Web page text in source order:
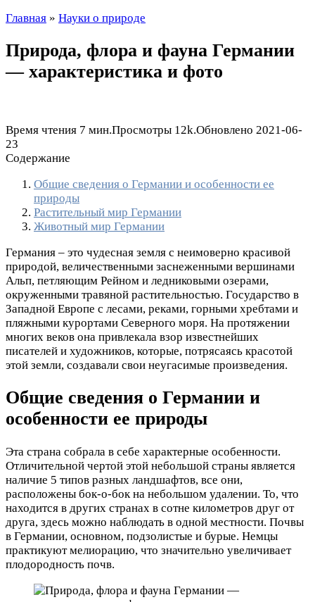
Главная » Науки о природе
Природа, флора и фауна Германии
— характеристика и фото
Время чтения 7 мин.Просмотры 12k.Обновлено 2021-06-
23
Содержание
Общие сведения о Германии и особенности ее
природы
Растительный мир Германии
Животный мир Германии
Германия – это чудесная земля с неимоверно красивой
природой, величественными заснеженными вершинами
Альп, петляющим Рейном и ледниковыми озерами,
окруженными травяной растительностью. Государство в
Западной Европе с лесами, реками, горными хребтами и
пляжными курортами Северного моря. На протяжении
многих веков она привлекала взор известнейших
писателей и художников, которые, потрясаясь красотой
этой земли, создавали свои неугасимые произведения.
Общие сведения о Германии и
особенности ее природы
Эта страна собрала в себе характерные особенности.
Отличительной чертой этой небольшой страны является
наличие 5 типов разных ландшафтов, все они,
расположены бок-о-бок на небольшом удалении. То, что
находится в других странах в сотне километров друг от
друга, здесь можно наблюдать в одной местности. Почвы
в Германии, основном, подзолистые и бурые. Немцы
практикуют мелиорацию, что значительно увеличивает
плодородность почв.